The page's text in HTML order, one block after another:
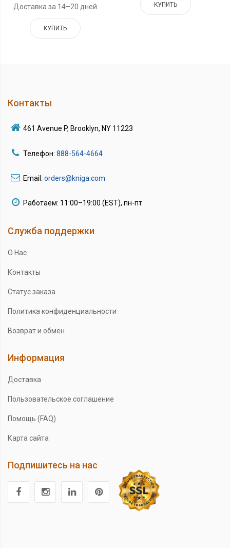
Доставка за 14–20 дней
КУПИТЬ
КУПИТЬ
Контакты
461 Avenue P, Brooklyn, NY 11223
Телефон: 888-564-4664
Email: orders@kniga.com
Работаем: 11:00–19:00 (EST), пн-пт
Служба поддержки
О Нас
Контакты
Статус заказа
Политика конфиденциальности
Возврат и обмен
Информация
Доставка
Пользовательское соглашение
Помощь (FAQ)
Карта сайта
Подпишитесь на нас